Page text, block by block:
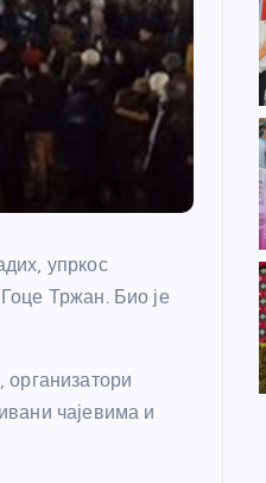
упркос
Тржан. Био је
организатори
чајевима и